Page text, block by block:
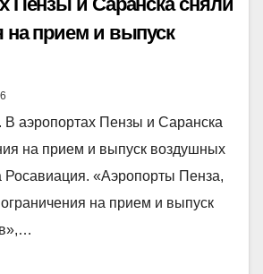
на прием и выпуск
аэропортах Пензы и Саранска
на прием и выпуск воздушных
Росавиация. «Аэропорты Пенза,
на прием и выпуск